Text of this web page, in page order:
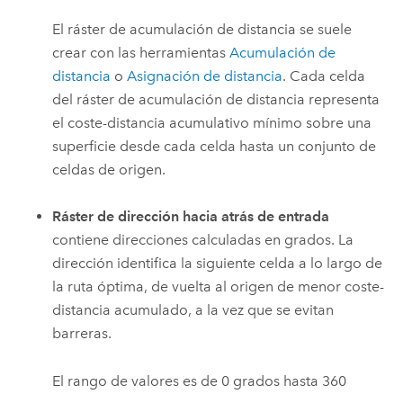
El ráster de acumulación de distancia se suele
crear con las herramientasAcumulación de
distancia oAsignación de distancia. Cada celda
del ráster de acumulación de distancia representa
el coste-distancia acumulativo mínimo sobre una
superficie desde cada celda hasta un conjunto de
celdas de origen.
Ráster de dirección hacia atrás de entrada
contiene direcciones calculadas en grados. La
dirección identifica la siguiente celda a lo largo de
la ruta óptima, de vuelta al origen de menor coste-
distancia acumulado, a la vez que se evitan
barreras.
El rango de valores es de 0 grados hasta 360